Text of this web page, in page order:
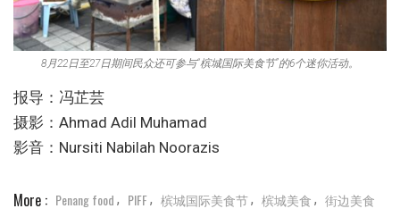
8月22日至27日期间民众还可参与“槟城国际美食节”的6个迷你活动。
报导：冯芷芸
摄影：Ahmad Adil Muhamad
影音：Nursiti Nabilah Noorazis
More : Penang food , PIFF, 槟城国际美食节, 槟城美食 , 街边美食